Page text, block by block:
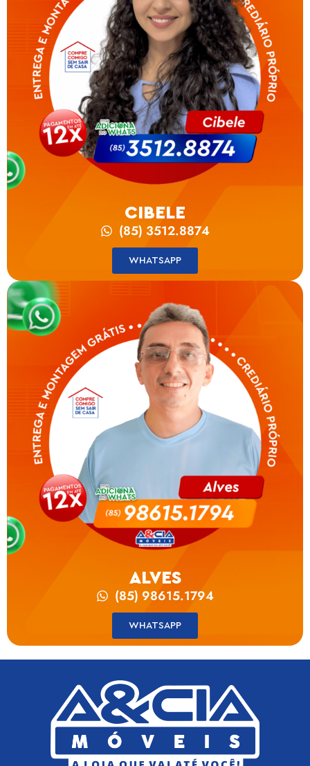
CIBELE
(85) 3512.8874
WHATSAPP
ALVES
(85) 98615.1794
WHATSAPP